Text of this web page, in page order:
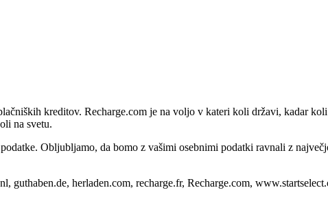
kreditov. Recharge.com je na voljo v kateri koli državi, kadar
na svetu.
Obljubljamo, da bomo z vašimi osebnimi podatki ravnali z
guthaben.de, herladen.com, recharge.fr, Recharge.com,